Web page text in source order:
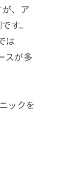
、ア
す。
は
スが多
ックを